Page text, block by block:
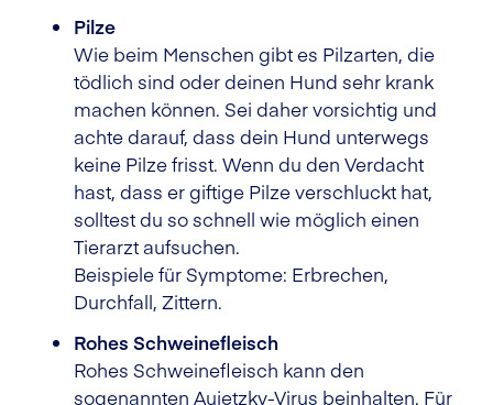
Pilze
Wie beim Menschen gibt es Pilzarten, die
tödlich sind oder deinen Hund sehr krank
machen können. Sei daher vorsichtig und
achte darauf, dass dein Hund unterwegs
keine Pilze frisst. Wenn du den Verdacht
hast, dass er giftige Pilze verschluckt hat,
solltest du so schnell wie möglich einen
Tierarzt aufsuchen.
Beispiele für Symptome: Erbrechen,
Durchfall, Zittern.
Rohes Schweinefleisch
Rohes Schweinefleisch kann den
sogenannten Aujetzky-Virus beinhalten. Für